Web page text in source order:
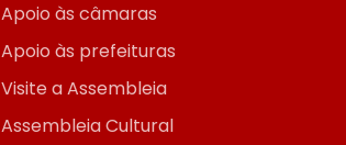
Apoio às câmaras
Apoio às prefeituras
Visite a Assembleia
Assembleia Cultural